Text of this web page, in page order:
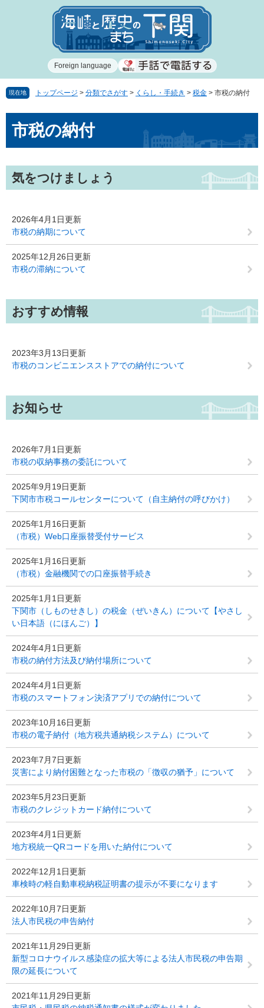
で
ば
Foreign language
現在地 トップページ > 分類でさがす > くらし・手続き > 税金 > 市税の納付
市税の納付
気をつけましょう
2026年4月1日更新
市税の納期について
2025年12月26日更新
市税の滞納について
おすすめ情報
2023年3月13日更新
市税のコンビニエンスストアでの納付について
お知らせ
2026年7月1日更新
市税の収納事務の委託について
2025年9月19日更新
下関市市税コールセンターについて（自主納付の呼びかけ）
2025年1月16日更新
（市税）Web口座振替受付サービス
2025年1月16日更新
（市税）金融機関での口座振替手続き
2025年1月1日更新
下関市（しものせきし）の税金（ぜいきん）について【やさし
い日本語（にほんご）】
2024年4月1日更新
市税の納付方法及び納付場所について
2024年4月1日更新
市税のスマートフォン決済アプリでの納付について
2023年10月16日更新
市税の電子納付（地方税共通納税システム）について
2023年7月7日更新
災害により納付困難となった市税の「徴収の猶予」について
2023年5月23日更新
市税のクレジットカード納付について
2023年4月1日更新
地方税統一QRコードを用いた納付について
2022年12月1日更新
車検時の軽自動車税納税証明書の提示が不要になります
2022年10月7日更新
法人市民税の申告納付
2021年11月29日更新
新型コロナウイルス感染症の拡大等による法人市民税の申告期
限の延長について
2021年11月29日更新